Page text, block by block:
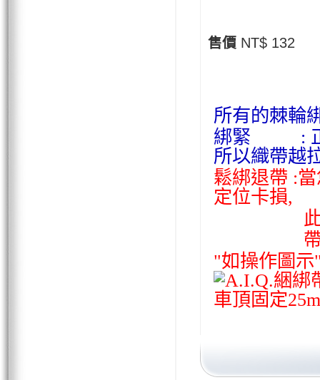
售價 NT$ 132
所有的棘輪
綁緊 : 正常
所以織帶越
鬆綁退帶 :
定位卡損,
此時拉
帶子往
"如操作圖示